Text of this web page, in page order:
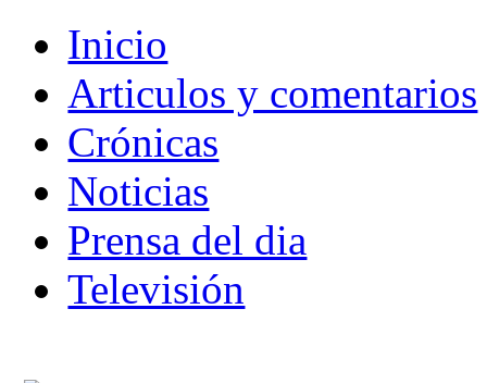
Inicio
Articulos y comentarios
Crónicas
Noticias
Prensa del dia
Televisión